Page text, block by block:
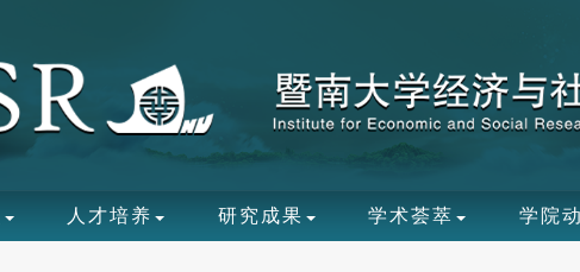
人才培养 研究成果 学术荟萃 学院